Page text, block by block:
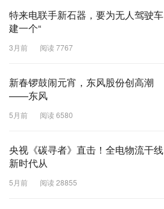
特来电联手新石器，要为无人驾驶车
建一个“
3月前 阅读 7767
新春锣鼓闹元宵，东风股份创高潮
——东风
5月前 阅读 6580
央视《碳寻者》直击！全电物流干线
新时代从
5月前 阅读 28855